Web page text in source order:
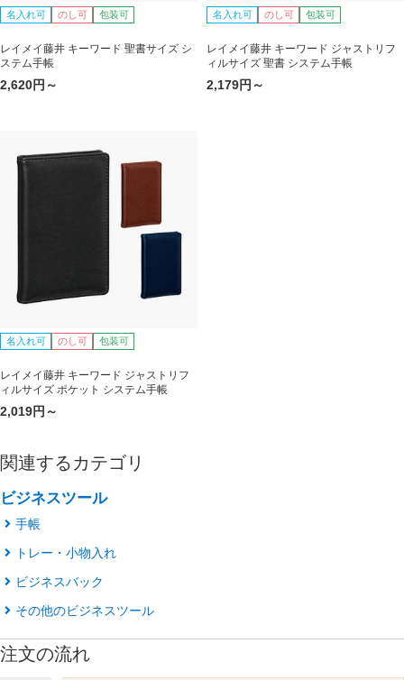
名入れ可 のし可 包装可
レイメイ藤井 キーワード 聖書サイズ シ
ステム手帳
2,620円～
名入れ可 のし可 包装可
レイメイ藤井 キーワード ジャストリフ
ィルサイズ 聖書 システム手帳
2,179円～
名入れ可 のし可 包装可
レイメイ藤井 キーワード ジャストリフ
ィルサイズ ポケット システム手帳
2,019円～
関連するカテゴリ
ビジネスツール
手帳
トレー・小物入れ
ビジネスバック
その他のビジネスツール
注文の流れ